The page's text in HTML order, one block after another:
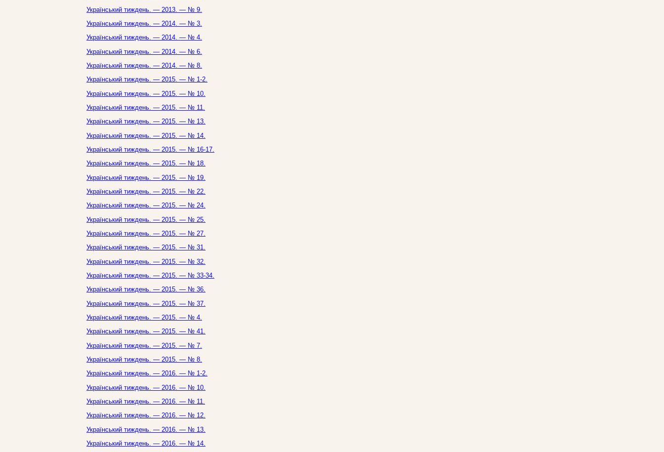
Український тиждень. — 2013. — № 9.
Український тиждень. — 2014. — № 3.
Український тиждень. — 2014. — № 4.
Український тиждень. — 2014. — № 6.
Український тиждень. — 2014. — № 8.
Український тиждень. — 2015. — № 1-2.
Український тиждень. — 2015. — № 10.
Український тиждень. — 2015. — № 11.
Український тиждень. — 2015. — № 13.
Український тиждень. — 2015. — № 14.
Український тиждень. — 2015. — № 16-17.
Український тиждень. — 2015. — № 18.
Український тиждень. — 2015. — № 19.
Український тиждень. — 2015. — № 22.
Український тиждень. — 2015. — № 24.
Український тиждень. — 2015. — № 25.
Український тиждень. — 2015. — № 27.
Український тиждень. — 2015. — № 31.
Український тиждень. — 2015. — № 32.
Український тиждень. — 2015. — № 33-34.
Український тиждень. — 2015. — № 36.
Український тиждень. — 2015. — № 37.
Український тиждень. — 2015. — № 4.
Український тиждень. — 2015. — № 41.
Український тиждень. — 2015. — № 7.
Український тиждень. — 2015. — № 8.
Український тиждень. — 2016. — № 1-2.
Український тиждень. — 2016. — № 10.
Український тиждень. — 2016. — № 11.
Український тиждень. — 2016. — № 12.
Український тиждень. — 2016. — № 13.
Український тиждень. — 2016. — № 14.